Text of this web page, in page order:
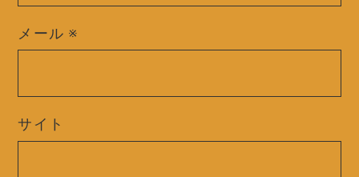
メール ※
サイト